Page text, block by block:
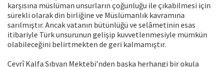
karşısına müslüman unsurların çoğunluğu ile çıkabilmesi için
sürekli olarak din birliğine ve Müslümanlık kavramına
sarılmıştır. Ancak vatanın bütünlüğü ve selâmetinin esas
itibariyle Türk unsurunun gelişip kuvvetlenmesiyle mümkün
olabileceğini belirtmekten de geri kalmamıştır.
Cevrî Kalfa Sıbyan Mektebi’nden başka herhangi bir okula